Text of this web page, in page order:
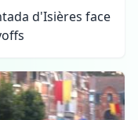
d'Isières face